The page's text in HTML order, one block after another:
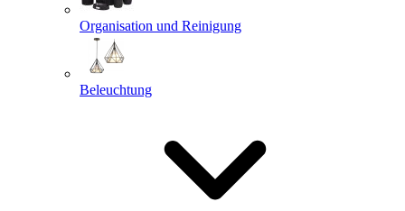
Organisation und Reinigung
Beleuchtung